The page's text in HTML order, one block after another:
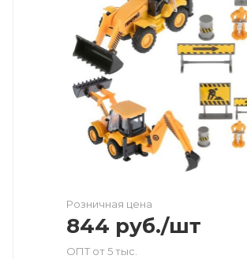
Розничная цена
844 руб./шт
ОПТ от 5 тыс.